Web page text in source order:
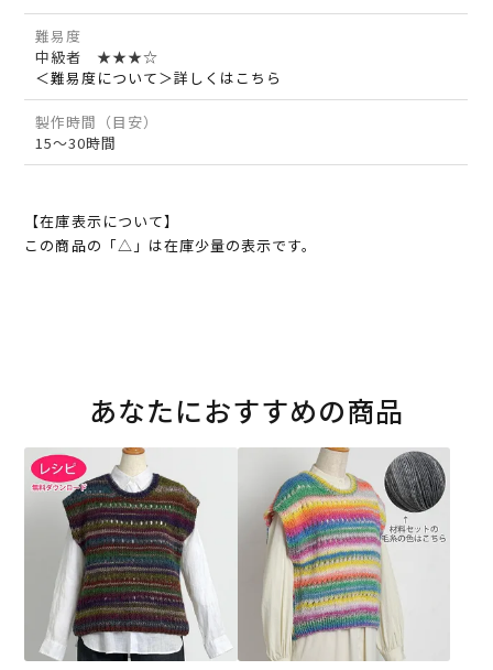
難易度
中級者 ★★★☆
＜難易度について＞詳しくはこちら
製作時間（目安）
15～30時間
【在庫表示について】
この商品の「△」は在庫少量の表示です。
あなたにおすすめの商品